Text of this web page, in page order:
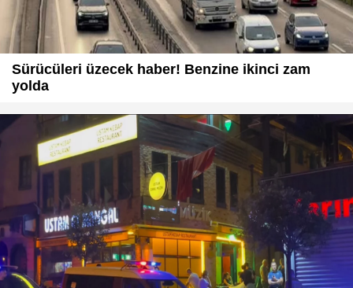
Sürücüleri üzecek haber! Benzine ikinci zam
yolda